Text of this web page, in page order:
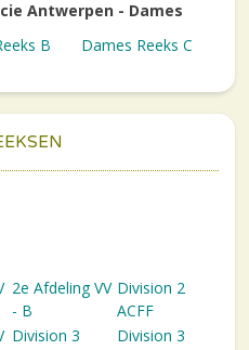
Antwerpen - Dames
B Dames Reeks C
2e Afdeling VV
- B
Division 2
ACFF
Division 3
Division 3